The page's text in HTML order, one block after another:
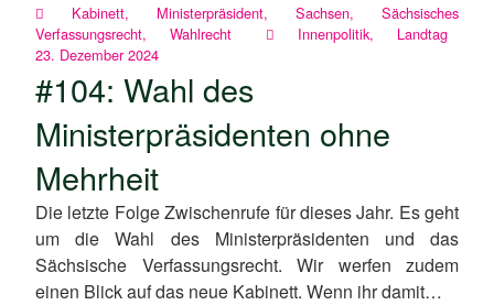
Kabinett, Ministerpräsident, Sachsen, Sächsisches
Verfassungsrecht, Wahlrecht Innenpolitik, Landtag
23. Dezember 2024
#104: Wahl des
Ministerpräsidenten ohne
Mehrheit
Die letzte Folge Zwischenrufe für dieses Jahr. Es geht
um die Wahl des Ministerpräsidenten und das
Sächsische Verfassungsrecht. Wir werfen zudem
einen Blick auf das neue Kabinett. Wenn ihr damit…